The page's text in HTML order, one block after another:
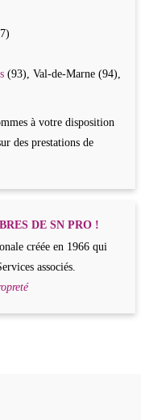
(93), Val-de-Marne (94),
à votre disposition
des prestations de
DE SN PRO !
créée en 1966 qui
associés.